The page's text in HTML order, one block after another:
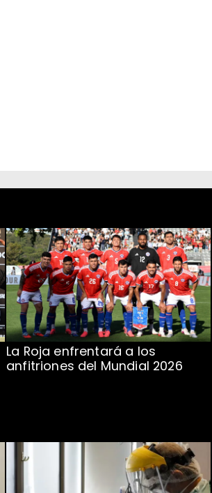
La Roja enfrentará a los
anfitriones del Mundial 2026